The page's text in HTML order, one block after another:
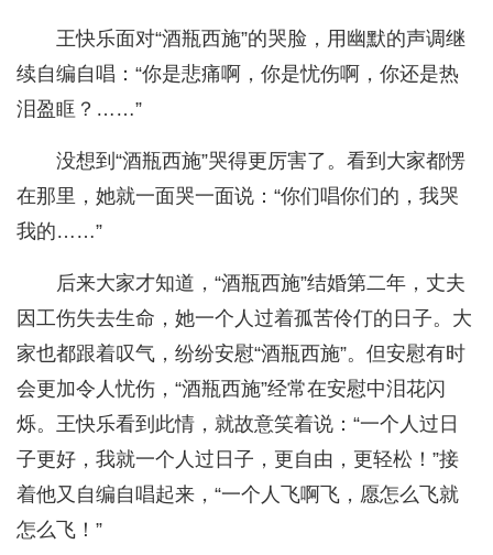
王快乐面对“酒瓶西施”的哭脸，用幽默的声调继
续自编自唱：“你是悲痛啊，你是忧伤啊，你还是热
泪盈眶？……”
没想到“酒瓶西施”哭得更厉害了。看到大家都愣
在那里，她就一面哭一面说：“你们唱你们的，我哭
我的……”
后来大家才知道，“酒瓶西施”结婚第二年，丈夫
因工伤失去生命，她一个人过着孤苦伶仃的日子。大
家也都跟着叹气，纷纷安慰“酒瓶西施”。但安慰有时
会更加令人忧伤，“酒瓶西施”经常在安慰中泪花闪
烁。王快乐看到此情，就故意笑着说：“一个人过日
子更好，我就一个人过日子，更自由，更轻松！”接
着他又自编自唱起来，“一个人飞啊飞，愿怎么飞就
怎么飞！”